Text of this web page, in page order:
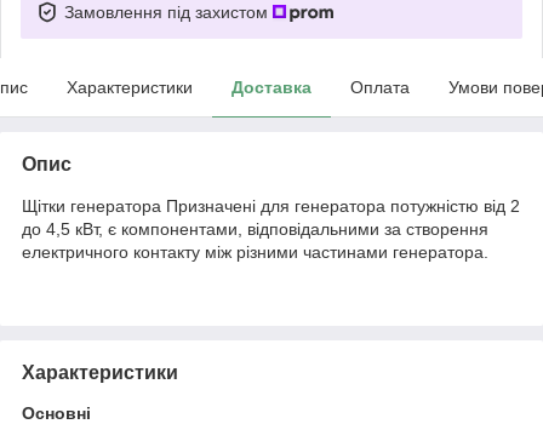
Замовлення під захистом
Характеристики Доставка Оплата Умови
Опис
Щітки генератора Призначені для генератора потужністю від 2
до 4,5 кВт, є компонентами, відповідальними за створення
електричного контакту між різними частинами генератора.
Характеристики
Основні